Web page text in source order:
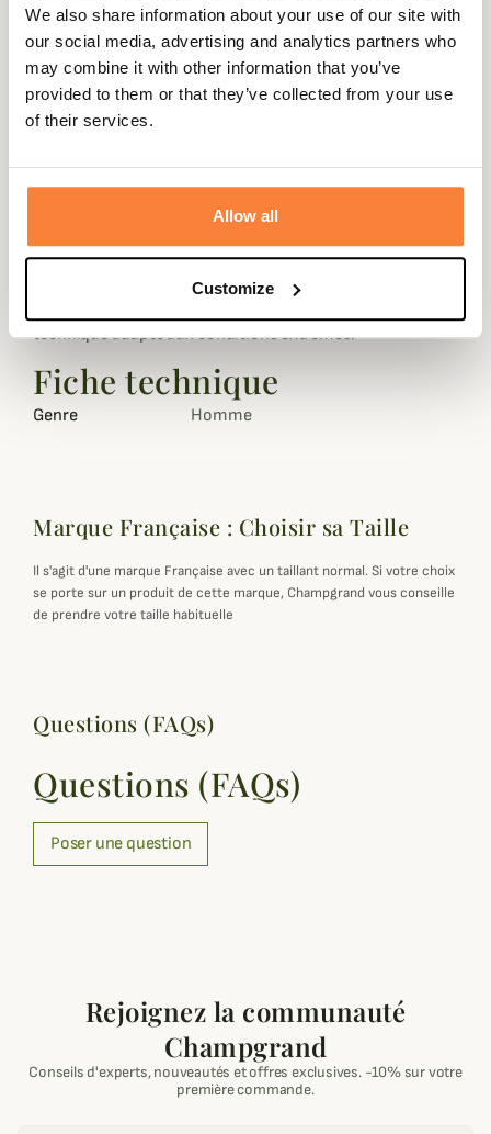
We also share information about your use of our site with
our social media, advertising and analytics partners who
may combine it with other information that you’ve
provided to them or that they’ve collected from your use
of their services.
Allow all
Customize
Ce fuseau de traque 589C est doté d'empiècements
100% cordura nylon 6.6 Tripad RIPSTOP Tripad
membrané + Kelvar au niveau des genoux, la zone la plus
exposées aux ronces et à l'abrasion. Les fils tissés sont
aussi en Kevlar ce qui lui confère une durabilité accrue.
Le 589C V2 est garanti anti-déchirement, imperméable
(sur les parties Cordura) et respirant. Les genoux sont
technique adapté aux conditions extrêmes.
Fiche technique
Genre Homme
Marque Française : Choisir sa Taille
Il s'agit d'une marque Française avec un taillant normal. Si votre choix
se porte sur un produit de cette marque, Champgrand vous conseille
de prendre votre taille habituelle
Questions (FAQs)
Questions (FAQs)
Poser une question
Rejoignez la communauté
Champgrand
Conseils d'experts, nouveautés et offres exclusives. -10% sur votre
première commande.